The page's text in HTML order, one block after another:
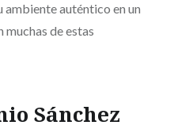
ambiente auténtico en un
muchas de estas
Sánchez